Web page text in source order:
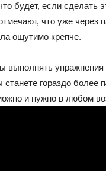
будет, если сделать
что уже через
ощутимо крепче.
выполнять
гораздо более
и нужно в любом